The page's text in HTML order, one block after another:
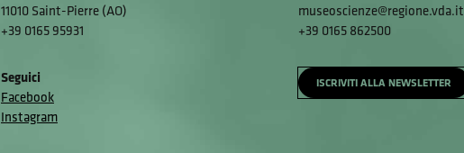
11010 Saint-Pierre (AO)
+39 0165 95931
museoscienze@regione.vda.it
+39 0165 862500
Seguici
Facebook
Instagram
ISCRIVITI ALLA NEWSLETTER